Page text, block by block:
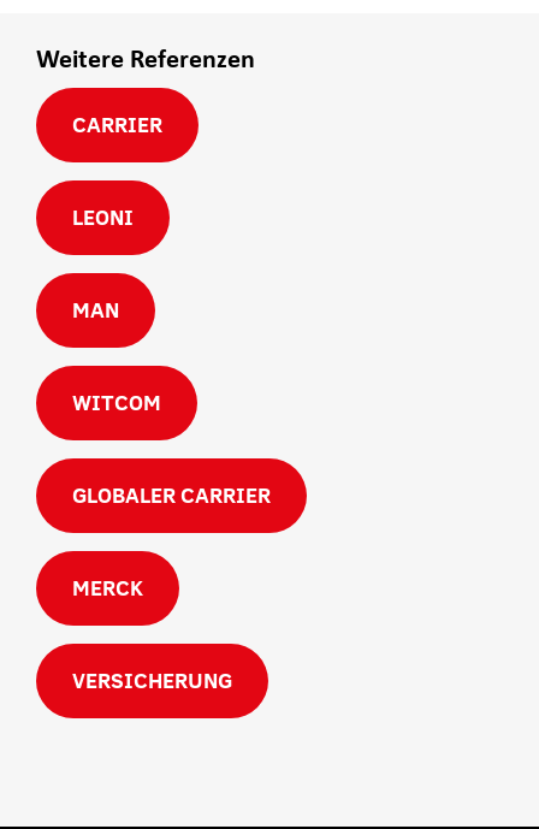
Weitere Referenzen
CARRIER
LEONI
MAN
WITCOM
GLOBALER CARRIER
MERCK
VERSICHERUNG